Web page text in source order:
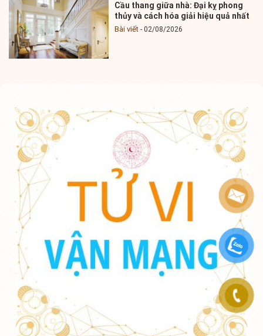
Cầu thang giữa nhà: Đại kỵ phong
thủy và cách hóa giải hiệu quả nhất
Bài viết 02/08/2026